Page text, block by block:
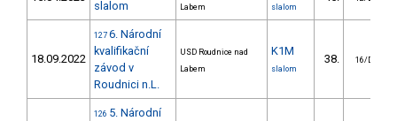
slalom
Labem
slalom
18.09.2022
127 6. Národní
kvalifikační
závod v
Roudnici n.L.
USD Roudnice nad
Labem
K1M
slalom
38. 16/DS
126 5. Národní